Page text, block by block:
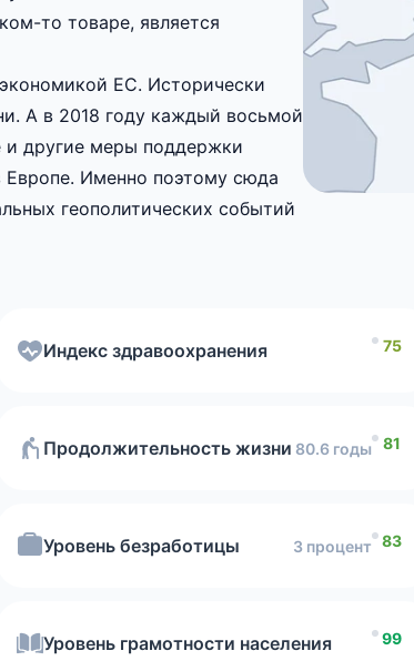
то товаре, является
ЕС. Исторически
А в 2018 году каждый восьмой
и другие меры поддержки
Европе. Именно поэтому сюда
геополитических событий
Индекс здравоохранения 75
Продолжительность жизни 80.6 годы 81
Уровень безработицы 3 процент 83
Уровень грамотности населения 99
вы будете чувствовать себя в стране